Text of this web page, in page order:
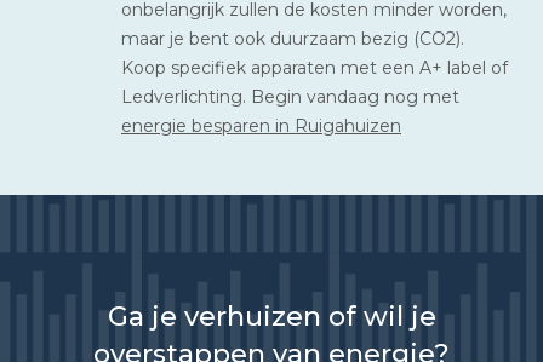
onbelangrijk zullen de kosten minder worden,
maar je bent ook duurzaam bezig (CO2).
Koop specifiek apparaten met een A+ label of
Ledverlichting. Begin vandaag nog met
energie besparen in Ruigahuizen
Ga je verhuizen of wil je
overstappen van energie?